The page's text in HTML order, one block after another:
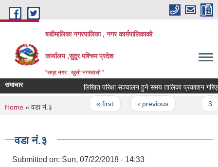
Skip to main content
बडीमालिका नगरपालिका , नगर कार्यपालिकाको
कार्यालय ,सुदुर पश्चिम प्रदेश
"समृद्द नगर : खुसी नगरबासी "
समाचार लिखित परिक्षा सञ्चालन हुने समय तालिका प्रकाशन
Pages
« first ‹ previous
You are here
Home » वडा नं.३
वडा नं.३
Submitted on: Sun, 07/22/2018 - 14:33